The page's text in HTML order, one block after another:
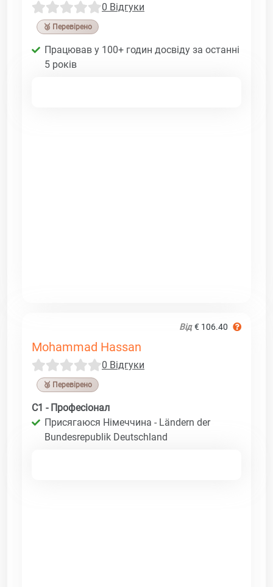
0 Відгуки
🥉 Перевірено
Працював у 100+ годин досвіду за останні
5 років
Від € 106.40
Mohammad Hassan
0 Відгуки
🥉 Перевірено
C1 - Професіонал
Присягаюся Німеччина - Ländern der
Bundesrepublik Deutschland